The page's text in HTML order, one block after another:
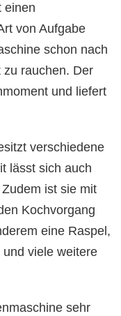
einen
von Aufgabe
schon nach
zu rauchen. Der
und liefert
verschiedene
lässt sich auch
ist sie mit
Kochvorgang
eine Raspel,
viele weitere
sehr